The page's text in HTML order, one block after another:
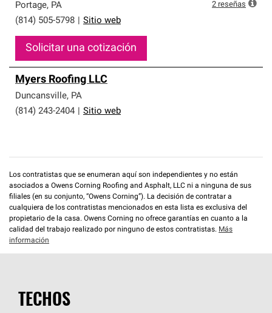
Portage, PA
(814) 505-5798
Sitio web
Solicitar una cotización
2 reseñas
Myers Roofing LLC
Duncansville, PA
(814) 243-2404
Sitio web
Los contratistas que se enumeran aquí son independientes y no están
asociados a Owens Corning Roofing and Asphalt, LLC ni a ninguna de sus
filiales (en su conjunto, “Owens Corning”). La decisión de contratar a
cualquiera de los contratistas mencionados en esta lista es exclusiva del
propietario de la casa. Owens Corning no ofrece garantías en cuanto a la
calidad del trabajo realizado por ninguno de estos contratistas. Más
información
TECHOS